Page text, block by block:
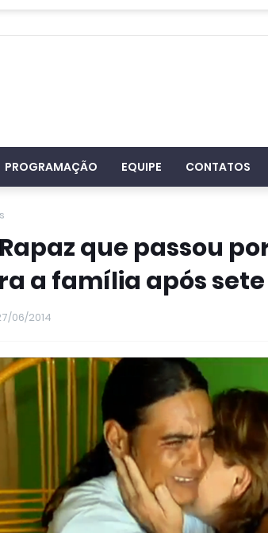
PROGRAMAÇÃO EQUIPE CONTATOS
Rapaz que passou
a família após sete
06/2014